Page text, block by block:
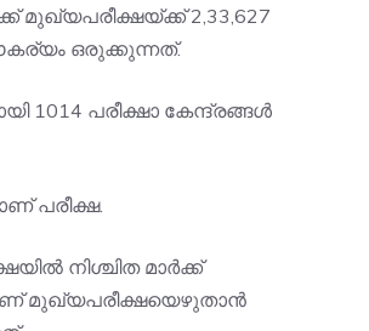
മുഖ്യപരീക്ഷയ്ക്ക് 2,33,627
ഒരുക്കുന്നത്.
1014 പരീക്ഷാ കേന്ദ്രങ്ങൾ
പരീക്ഷ.
നിശ്ചിത മാർക്ക്
മുഖ്യപരീക്ഷയെഴുതാൻ